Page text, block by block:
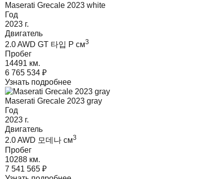
Maserati Grecale 2023 white
Год
2023 г.
Двигатель
2.0 AWD GT 타입 P cм3
Пробег
14491 км.
6 765 534 ₽
Узнать подробнее
Maserati Grecale 2023 gray
Год
2023 г.
Двигатель
2.0 AWD 모데나 cм3
Пробег
10288 км.
7 541 565 ₽